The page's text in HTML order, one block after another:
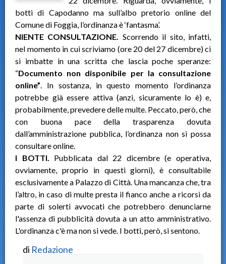
botti di Capodanno ma sull’albo pretorio online del
Comune di Foggia, l’ordinanza è ‘fantasma’.
NIENTE CONSULTAZIONE. Scorrendo il sito, infatti,
nel momento in cui scriviamo (ore 20 del 27 dicembre) ci
si imbatte in una scritta che lascia poche speranze:
“Documento non disponibile per la consultazione
online”. In sostanza, in questo momento l’ordinanza
potrebbe già essere attiva (anzi, sicuramente lo è) e,
probabilmente, prevedere delle multe. Peccato, però, che
con buona pace della trasparenza dovuta
dall’amministrazione pubblica, l’ordinanza non si possa
consultare online.
I BOTTI. Pubblicata dal 22 dicembre (e operativa,
ovviamente, proprio in questi giorni), è consultabile
esclusivamente a Palazzo di Città. Una mancanza che, tra
l’altro, in caso di multe presta il fianco anche a ricorsi da
parte di solerti avvocati che potrebbero denunciarne
l'assenza di pubblicità dovuta a un atto amministrativo.
L'ordinanza c'è ma non si vede. I botti, però, si sentono.
di Redazione